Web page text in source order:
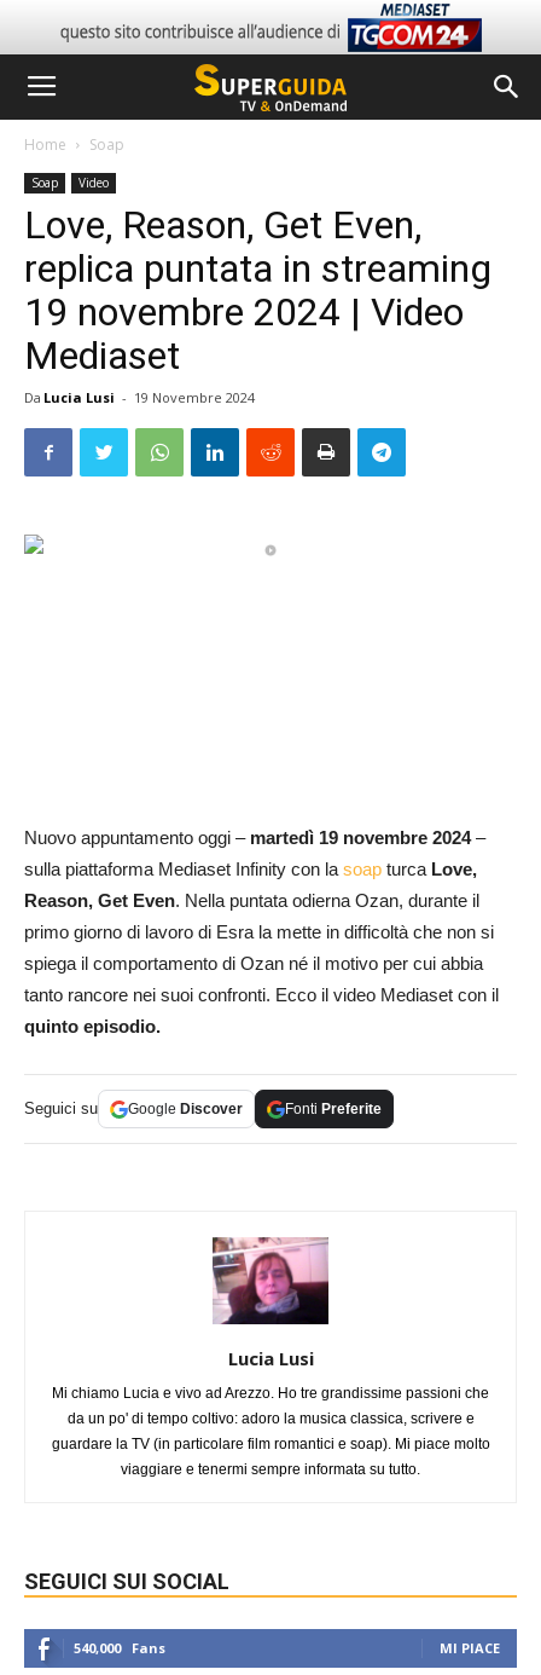
Home Soap
Soap Video
Love, Reason, Get Even,
replica puntata in streaming
19 novembre 2024 | Video
Mediaset
Da Lucia Lusi - 19 Novembre 2024
Nuovo appuntamento oggi – martedì 19 novembre 2024–
sulla piattaforma Mediaset Infinity con lasoap turca Love,
Reason, Get Even. Nella puntata odierna Ozan, durante il
primo giorno di lavoro di Esra la mette in difficoltà che non si
spiega il comportamento di Ozan né il motivo per cui abbia
tanto rancore nei suoi confronti. Ecco il video Mediaset con il
quinto episodio.
Seguici su Google Discover Fonti Preferite
Lucia Lusi
Mi chiamo Lucia e vivo ad Arezzo. Ho tre grandissime passioni che
da un po' di tempo coltivo: adoro la musica classica, scrivere e
guardare la TV (in particolare film romantici e soap). Mi piace molto
viaggiare e tenermi sempre informata su tutto.
SEGUICI SUI SOCIAL
540,000 Fans MI PIACE